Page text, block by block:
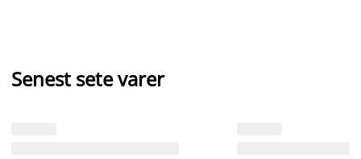
Senest sete varer